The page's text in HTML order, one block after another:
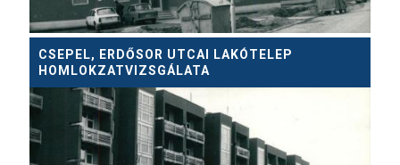
CSEPEL, ERDŐSOR UTCAI LAKÓTELEP
HOMLOKZATVIZSGÁLATA